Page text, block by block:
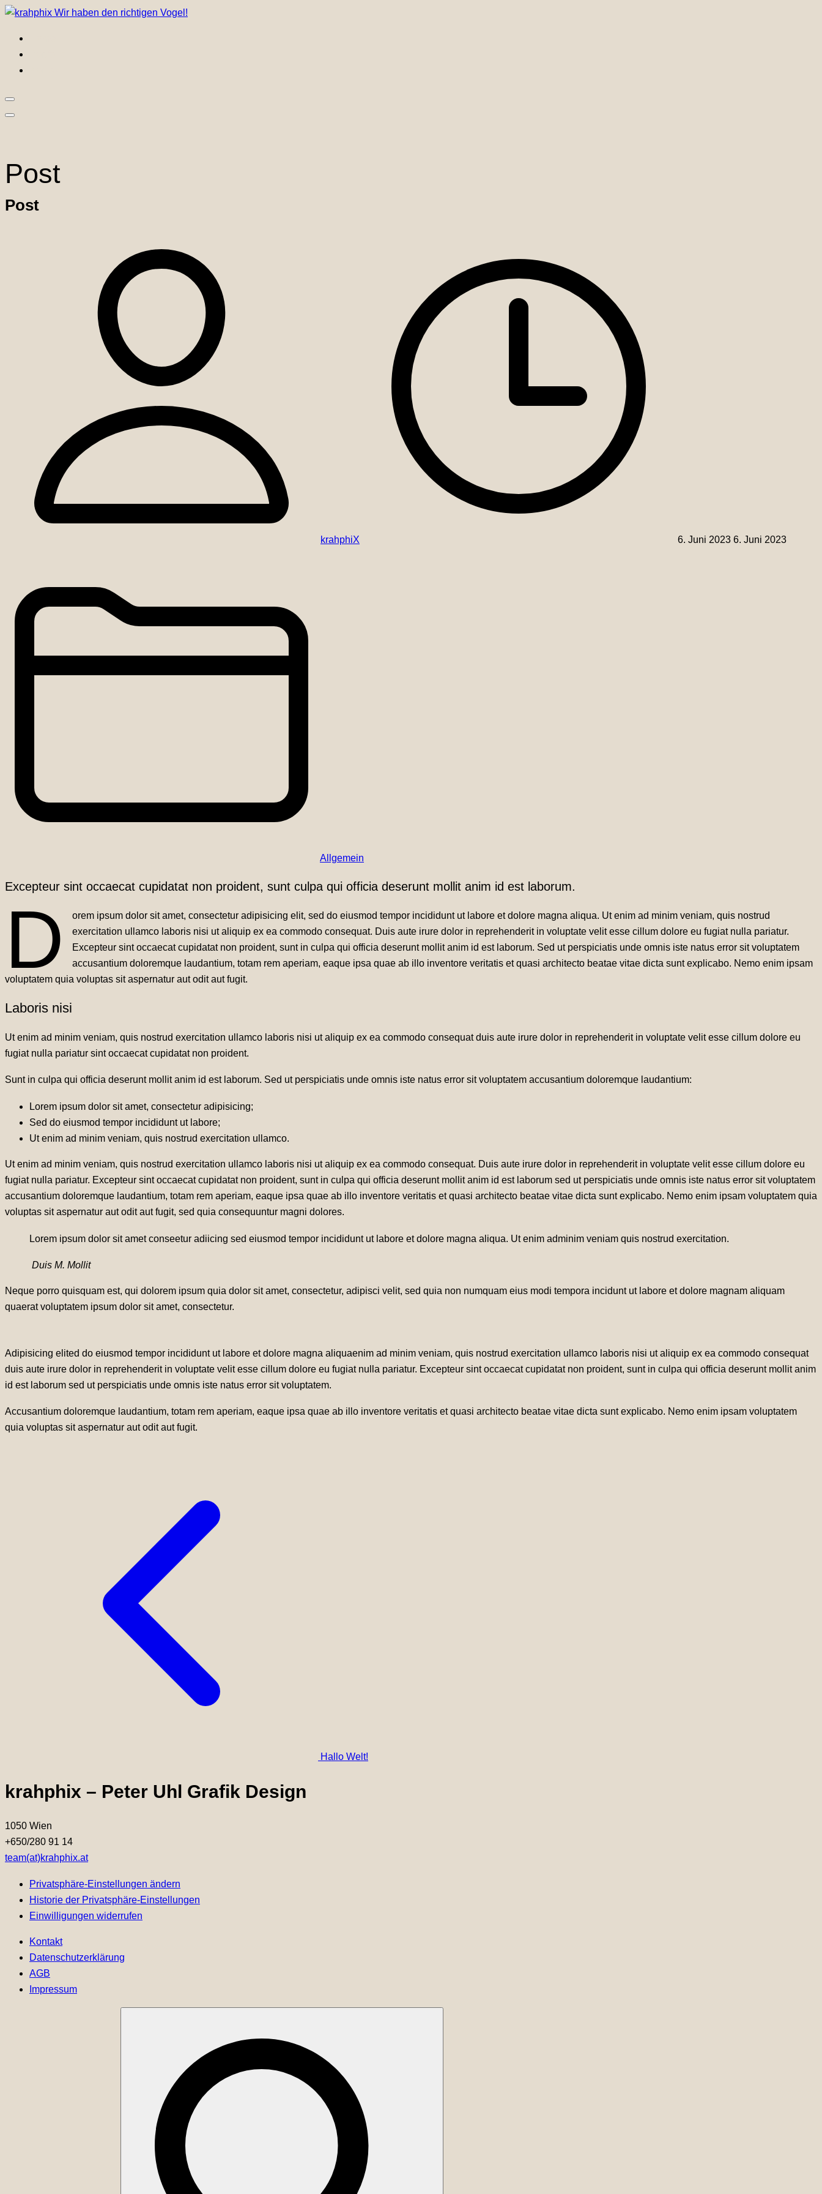
Skip
content
Wir haben den richtigen Vogel!
Post
Post
krahphiX 6. Juni 2023 6. Juni 2023
Allgemein
Excepteur sint occaecat cupidatat non proident, sunt culpa qui officia deserunt mollit anim id est laborum.
D
orem ipsum dolor sit amet, consectetur adipisicing elit, sed do eiusmod tempor incididunt ut labore et dolore magna aliqua. Ut enim ad minim veniam, quis nostrud
exercitation ullamco laboris nisi ut aliquip ex ea commodo consequat. Duis aute irure dolor in reprehenderit in voluptate velit esse cillum dolore eu fugiat nulla pariatur.
Excepteur sint occaecat cupidatat non proident, sunt in culpa qui officia deserunt mollit anim id est laborum. Sed ut perspiciatis unde omnis iste natus error sit voluptatem
accusantium doloremque laudantium, totam rem aperiam, eaque ipsa quae ab illo inventore veritatis et quasi architecto beatae vitae dicta sunt explicabo. Nemo enim ipsam
voluptatem quia voluptas sit aspernatur aut odit aut fugit.
Laboris nisi
Ut enim ad minim veniam, quis nostrud exercitation ullamco laboris nisi ut aliquip ex ea commodo consequat duis aute irure dolor in reprehenderit in voluptate velit esse cillum dolore eu
fugiat nulla pariatur sint occaecat cupidatat non proident.
Sunt in culpa qui officia deserunt mollit anim id est laborum. Sed ut perspiciatis unde omnis iste natus error sit voluptatem accusantium doloremque laudantium:
Lorem ipsum dolor sit amet, consectetur adipisicing;
Sed do eiusmod tempor incididunt ut labore;
Ut enim ad minim veniam, quis nostrud exercitation ullamco.
Ut enim ad minim veniam, quis nostrud exercitation ullamco laboris nisi ut aliquip ex ea commodo consequat. Duis aute irure dolor in reprehenderit in voluptate velit esse cillum dolore eu
fugiat nulla pariatur. Excepteur sint occaecat cupidatat non proident, sunt in culpa qui officia deserunt mollit anim id est laborum sed ut perspiciatis unde omnis iste natus error sit voluptatem
accusantium doloremque laudantium, totam rem aperiam, eaque ipsa quae ab illo inventore veritatis et quasi architecto beatae vitae dicta sunt explicabo. Nemo enim ipsam voluptatem quia
voluptas sit aspernatur aut odit aut fugit, sed quia consequuntur magni dolores.
Lorem ipsum dolor sit amet conseetur adiicing sed eiusmod tempor incididunt ut labore et dolore magna aliqua. Ut enim adminim veniam quis nostrud exercitation.
Duis M. Mollit
Neque porro quisquam est, qui dolorem ipsum quia dolor sit amet, consectetur, adipisci velit, sed quia non numquam eius modi tempora incidunt ut labore et dolore magnam aliquam
quaerat voluptatem ipsum dolor sit amet, consectetur.
Adipisicing elited do eiusmod tempor incididunt ut labore et dolore magna aliquaenim ad minim veniam, quis nostrud exercitation ullamco laboris nisi ut aliquip ex ea commodo consequat
duis aute irure dolor in reprehenderit in voluptate velit esse cillum dolore eu fugiat nulla pariatur. Excepteur sint occaecat cupidatat non proident, sunt in culpa qui officia deserunt mollit anim
id est laborum sed ut perspiciatis unde omnis iste natus error sit voluptatem.
Accusantium doloremque laudantium, totam rem aperiam, eaque ipsa quae ab illo inventore veritatis et quasi architecto beatae vitae dicta sunt explicabo. Nemo enim ipsam voluptatem
quia voluptas sit aspernatur aut odit aut fugit.
Hallo Welt!
krahphix – Peter Uhl Grafik Design
1050 Wien
+650/280 91 14
team(at)krahphix.at
Privatsphäre-Einstellungen ändern
Historie der Privatsphäre-Einstellungen
Einwilligungen widerrufen
Kontakt
Datenschutzerklärung
AGB
Impressum